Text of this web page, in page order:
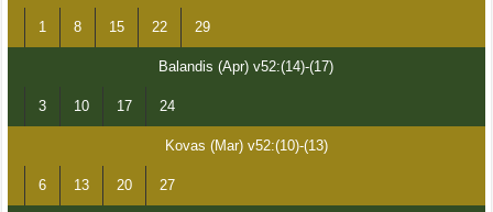
1 8 15 22 29
Balandis (Apr) v52:(14)-(17)
3 10 17 24
Kovas (Mar) v52:(10)-(13)
6 13 20 27